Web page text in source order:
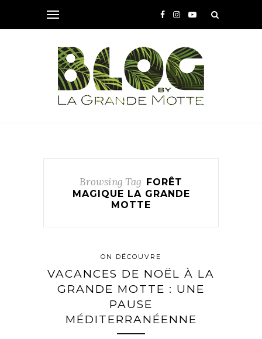
Browsing Tag FORÊT
MAGIQUE LA GRANDE
MOTTE
ON DÉCOUVRE
VACANCES DE NOËL À LA
GRANDE MOTTE : UNE
PAUSE
MÉDITERRANÉENNE